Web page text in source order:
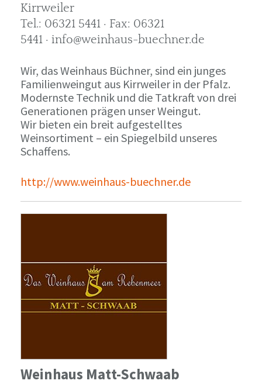
Kirrweiler
Tel.: 06321 5441 · Fax: 06321
5441 · info@weinhaus-buechner.de
Wir, das Weinhaus Büchner, sind ein junges
Familienweingut aus Kirrweiler in der Pfalz.
Modernste Technik und die Tatkraft von drei
Generationen prägen unser Weingut.
Wir bieten ein breit aufgestelltes
Weinsortiment – ein Spiegelbild unseres
Schaffens.
http://www.weinhaus-buechner.de
Weinhaus Matt-Schwaab